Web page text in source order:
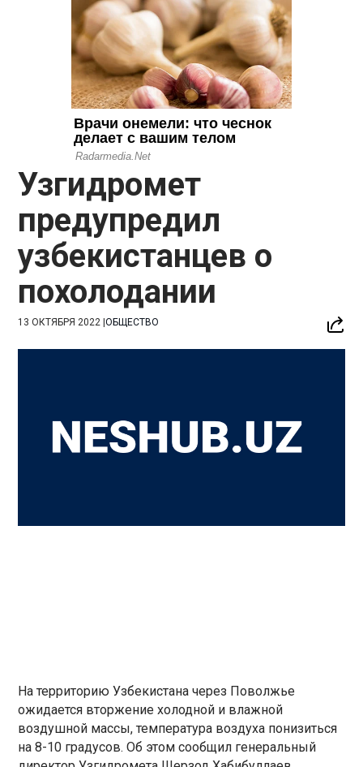
Узгидромет
предупредил
узбекистанцев о
похолодании
13 ОКТЯБРЯ 2022 |ОБЩЕСТВО
На территорию Узбекистана через Поволжье
ожидается вторжение холодной и влажной
воздушной массы, температура воздуха понизиться
на 8-10 градусов. Об этом сообщил генеральный